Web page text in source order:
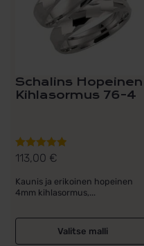
Schalins Hopeinen
Kihlasormus 76-4
Arvostelu
5.00 / 5
113,00 €
Kaunis ja erikoinen hopeinen
4mm kihlasormus,...
Valitse malli